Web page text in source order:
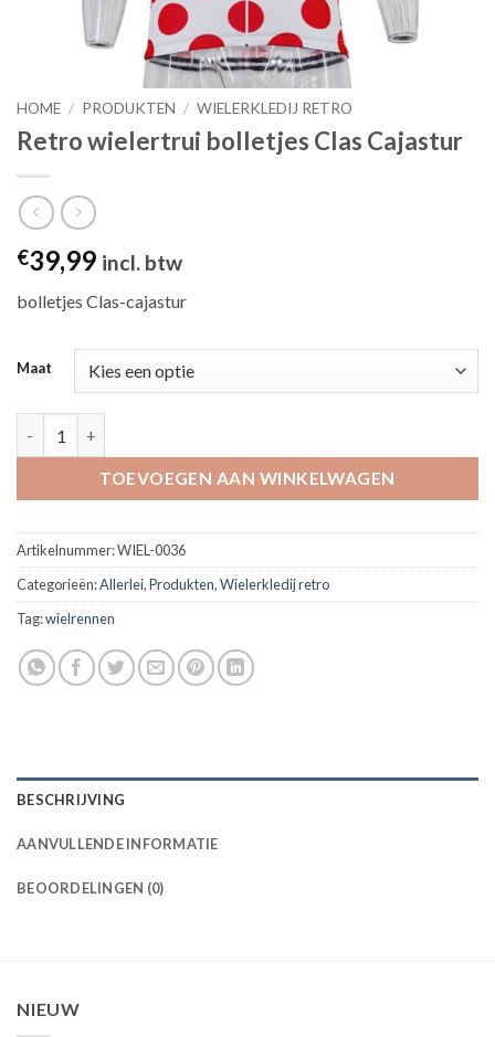
HOME / PRODUKTEN / WIELERKLEDIJ RETRO
Retro wielertrui bolletjes Clas Cajastur
€39,99 incl. btw
bolletjes Clas-cajastur
Maat
TOEVOEGEN AAN WINKELWAGEN
Artikelnummer:WIEL-0036
Categorieën:Allerlei,Produkten,Wielerkledij retro
Tag:wielrennen
BESCHRIJVING
AANVULLENDE INFORMATIE
BEOORDELINGEN (0)
NIEUW